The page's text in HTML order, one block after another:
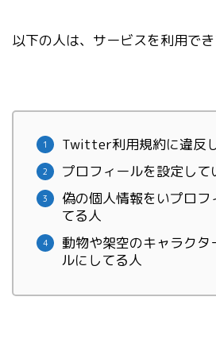
以下の人は、サービスを利用でき
Twitter利用規約に違反
プロフィールを設定して
偽の個人情報をいプロフ
てる人
動物や架空のキャラクタ
ルにしてる人